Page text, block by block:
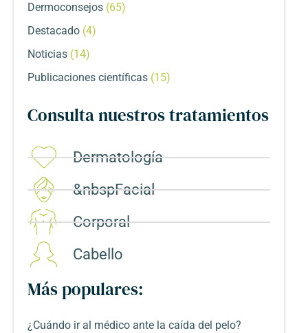
Dermoconsejos (65)
Destacado (4)
Noticias (14)
Publicaciones científicas (15)
Consulta nuestros tratamientos
Dermatología
&nbspFacial
Corporal​
Cabello
Más populares:
¿Cuándo ir al médico ante la caída del pelo?